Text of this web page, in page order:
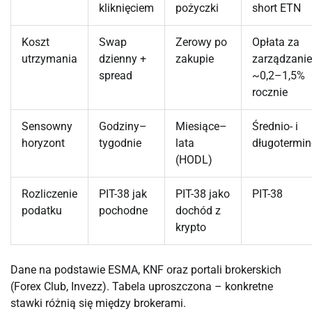
kliknięciem
pożyczki
short ETN
Koszt
utrzymania
Swap
dzienny +
spread
Zerowy po
zakupie
Opłata za
zarządzanie
~0,2–1,5%
rocznie
Sensowny
horyzont
Godziny–
tygodnie
Miesiące–
lata
(HODL)
Średnio- i
Rozliczenie
podatku
PIT-38 jak
pochodne
PIT-38 jako
dochód z
krypto
PIT-38
Dane na podstawie ESMA, KNF oraz portali brokerskich
(Forex Club, Invezz). Tabela uproszczona – konkretne
stawki różnią się między brokerami.